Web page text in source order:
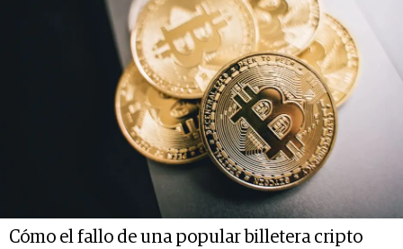
Cómo el fallo de una popular billetera cripto